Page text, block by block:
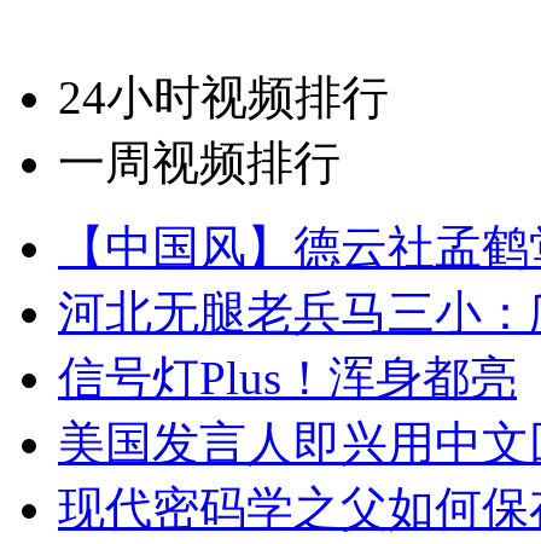
24小时视频排行
一周视频排行
【中国风】德云社孟
河北无腿老兵马三小
信号灯Plus！浑身都亮
美国发言人即兴用中
现代密码学之父如何